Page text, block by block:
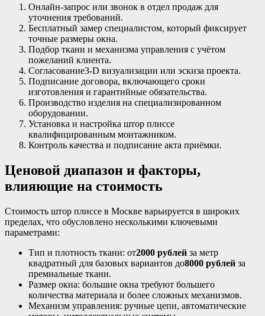
Онлайн‑запрос или звонок в отдел продаж для
уточнения требований.
Бесплатный замер специалистом, который фиксирует
точные размеры окна.
Подбор ткани и механизма управления с учётом
пожеланий клиента.
Согласование3‑D визуализации или эскиза проекта.
Подписание договора, включающего сроки
изготовления и гарантийные обязательства.
Производство изделия на специализированном
оборудовании.
Установка и настройка штор плиссе
квалифицированным монтажником.
Контроль качества и подписание акта приёмки.
Ценовой диапазон и факторы,
влияющие на стоимость
Стоимость штор плиссе в Москве варьируется в широких
пределах, что обусловлено несколькими ключевыми
параметрами:
Тип и плотность ткани: от2000 рублей за метр
квадратный для базовых вариантов до8000 рублей за
премиальные ткани.
Размер окна: большие окна требуют большего
количества материала и более сложных механизмов.
Механизм управления: ручные цепи, автоматические